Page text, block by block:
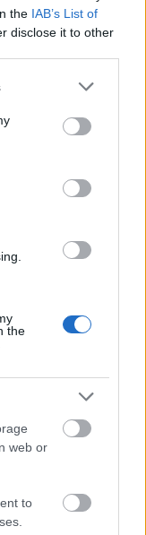
the IAB’s List of
disclose it to other
or more Google
You may click to
party tags to
in below Google
the
web or
to
το σχόλιο